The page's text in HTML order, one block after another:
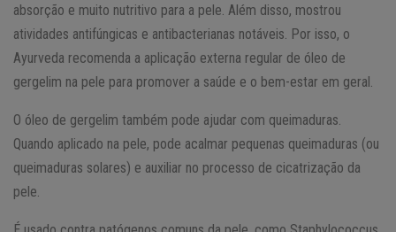
absorção e muito nutritivo para a pele. Além disso, mostrou
atividades antifúngicas e antibacterianas notáveis. Por isso, o
Ayurveda recomenda a aplicação externa regular de óleo de
gergelim na pele para promover a saúde e o bem-estar em geral.
O óleo de gergelim também pode ajudar com queimaduras.
Quando aplicado na pele, pode acalmar pequenas queimaduras (ou
queimaduras solares) e auxiliar no processo de cicatrização da
pele.